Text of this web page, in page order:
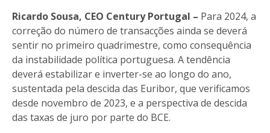
Ricardo Sousa, CEO Century Portugal – Para 2024, a
correção do número de transacções ainda se deverá
sentir no primeiro quadrimestre, como consequência
da instabilidade política portuguesa. A tendência
deverá estabilizar e inverter-se ao longo do ano,
sustentada pela descida das Euribor, que verificamos
desde novembro de 2023, e a perspectiva de descida
das taxas de juro por parte do BCE.